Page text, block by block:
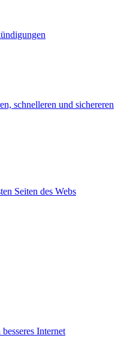
schnelleren und sichereren
Seiten des Webs
Internet